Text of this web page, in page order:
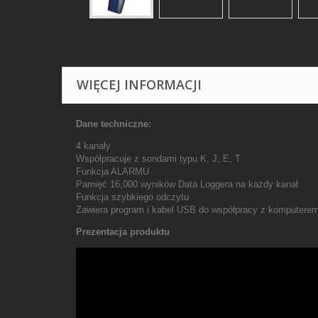
WIĘCEJ INFORMACJI
Dane techniczne:
4 kanały
Współpracuje z sondami typu K, J, E, T
Funkcja ALARMU
Pamięć 16,000 wyników Data Loggera na każdy kanał
Funkcja szybkiego odczytu
Zawiera program i kabel USB do współpracy z
Prezentacja produktu